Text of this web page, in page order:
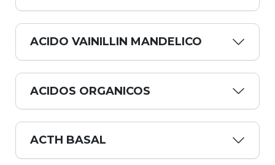
ACIDO VAINILLIN MANDELICO
ACIDOS ORGANICOS
ACTH BASAL